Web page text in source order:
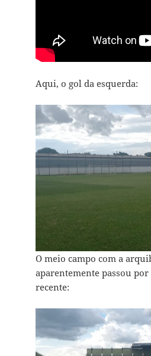
Aqui, o gol da esquerda:
O meio campo com a
aparentemente passou
recente: